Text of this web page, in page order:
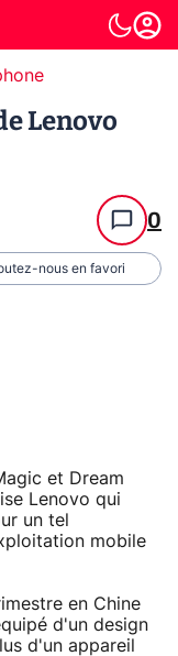
Lenovo
0
nous en favori
et Dream
Lenovo qui
un tel
mobile
en Chine
d'un design
d'un appareil